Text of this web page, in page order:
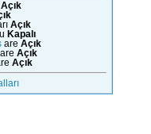
Açık
Açık
Kapalı
are Açık
Açık
Açık